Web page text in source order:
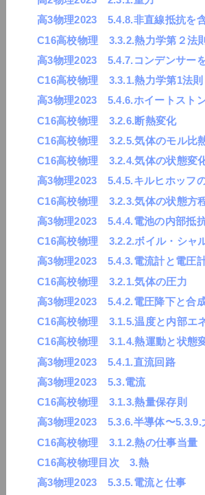
高3物理2023 5.4.8.非直線抵抗を
C16高校物理 3.3.2.熱力学第２法則
高3物理2023 5.4.7.コンデンサー
C16高校物理 3.3.1.熱力学第1法則
高3物理2023 5.4.6.ホイートスト
C16高校物理 3.2.6.断熱変化
C16高校物理 3.2.5.気体のモル比
C16高校物理 3.2.4.気体の状態変
高3物理2023 5.4.5.キルヒホッフ
C16高校物理 3.2.3.気体の状態方
高3物理2023 5.4.4.電池の内部抵
C16高校物理 3.2.2.ボイル・シャ
高3物理2023 5.4.3.電流計と電圧
C16高校物理 3.2.1.気体の圧力
高3物理2023 5.4.2.電圧降下と合
C16高校物理 3.1.5.温度と内部エ
C16高校物理 3.1.4.熱運動と状態
高3物理2023 5.4.1.直流回路
高3物理2023 5.3.電流
C16高校物理 3.1.3.熱量保存則
高3物理2023 5.3.6.半導体〜5.3.9.
C16高校物理 3.1.2.熱の仕事当量
C16高校物理目次 3.熱
高3物理2023 5.3.5.電流と仕事